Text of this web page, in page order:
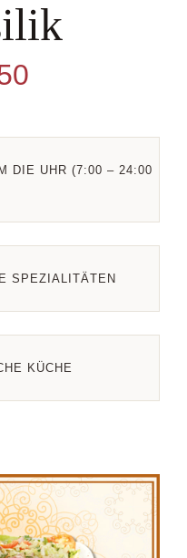
DIE UHR (7:00 – 24:00
SPEZIALITÄTEN
KÜCHE